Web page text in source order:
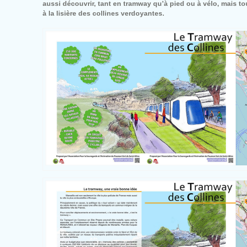
aussi découvrir, tant en tramway qu’à pied ou à vélo, mais
à la lisière des collines verdoyantes.